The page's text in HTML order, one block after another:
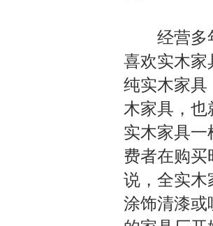
经营多年
喜欢实木家
纯实木家具
木家具，
实木家具一
费者在购
说，全实木
涂饰清漆或